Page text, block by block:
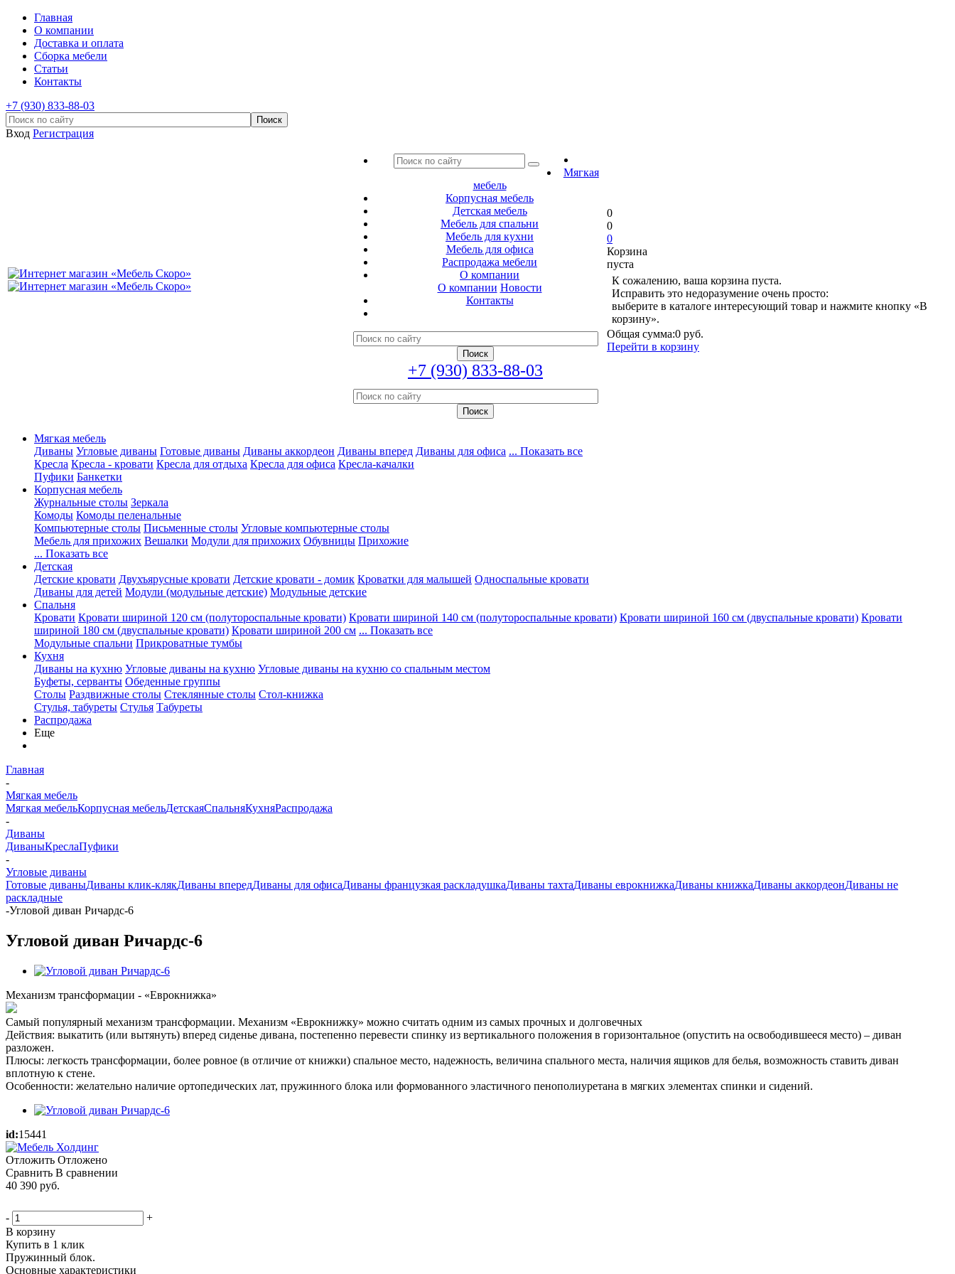
Главная
О компании
Доставка и оплата
Сборка мебели
Статьи
Контакты
+7 (930) 833-88-03
Вход Регистрация
Мягкая
мебель
Корпусная мебель
Детская мебель
Мебель для спальни
Мебель для кухни
Мебель для офиса
Распродажа мебели
О компании
О компании Новости
Контакты
+7 (930) 833-88-03
0
0
0
Корзина
пуста
К сожалению, ваша корзина пуста.
Исправить это недоразумение очень просто:
выберите в каталоге интересующий товар и нажмите кнопку «В
корзину».
Общая сумма:0 руб.
Перейти в корзину
Мягкая мебель
Диваны Угловые диваны Готовые диваны Диваны аккордеон Диваны вперед Диваны для офиса ... Показать все
Кресла Кресла - кровати Кресла для отдыха Кресла для офиса Кресла-качалки
Пуфики Банкетки
Корпусная мебель
Журнальные столы Зеркала
Комоды Комоды пеленальные
Компьютерные столы Письменные столы Угловые компьютерные столы
Мебель для прихожих Вешалки Модули для прихожих Обувницы Прихожие
... Показать все
Детская
Детские кровати Двухъярусные кровати Детские кровати - домик Кроватки для малышей Односпальные кровати
Диваны для детей Модули (модульные детские) Модульные детские
Спальня
Кровати Кровати шириной 120 см (полутороспальные кровати) Кровати шириной 140 см (полутороспальные кровати) Кровати шириной 160 см (двуспальные кровати) Кровати
шириной 180 см (двуспальные кровати) Кровати шириной 200 см ... Показать все
Модульные спальни Прикроватные тумбы
Кухня
Диваны на кухню Угловые диваны на кухню Угловые диваны на кухню со спальным местом
Буфеты, серванты Обеденные группы
Столы Раздвижные столы Стеклянные столы Стол-книжка
Стулья, табуреты Стулья Табуреты
Распродажа
Еще
Главная
-
Мягкая мебель
Мягкая мебельКорпусная мебельДетскаяСпальняКухняРаспродажа
-
Диваны
ДиваныКреслаПуфики
-
Угловые диваны
Готовые диваныДиваны клик-клякДиваны впередДиваны для офисаДиваны французкая раскладушкаДиваны тахтаДиваны еврокнижкаДиваны книжкаДиваны аккордеонДиваны не
раскладные
-Угловой диван Ричардс-6
Угловой диван Ричардс-6
Механизм трансформации - «Еврокнижка»
Самый популярный механизм трансформации. Механизм «Еврокнижку» можно считать одним из самых прочных и долговечных
Действия: выкатить (или вытянуть) вперед сиденье дивана, постепенно перевести спинку из вертикального положения в горизонтальное (опустить на освободившееся место) – диван
разложен.
Плюсы: легкость трансформации, более ровное (в отличие от книжки) спальное место, надежность, величина спального места, наличия ящиков для белья, возможность ставить диван
вплотную к стене.
Особенности: желательно наличие ортопедических лат, пружинного блока или формованного эластичного пенополиуретана в мягких элементах спинки и сидений.
id:15441
Отложить Отложено
Сравнить В сравнении
40 390 руб.
-
+
В корзину
Купить в 1 клик
Пружинный блок.
Основные характеристики